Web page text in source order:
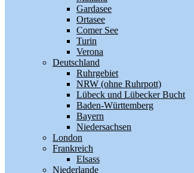
Gardasee
Ortasee
Comer See
Turin
Verona
Deutschland
Ruhrgebiet
NRW (ohne Ruhrpott)
Lübeck und Lübecker Bucht
Baden-Württemberg
Bayern
Niedersachsen
London
Frankreich
Elsass
Niederlande